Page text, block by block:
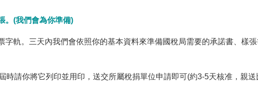
。(我們會為你準備)
字軌。三天內我們會依照你的基本資料來準備國稅局需要的承諾書、樣
時請你將它列印並用印，送交所屬稅捐單位申請即可(約3-5天核准，親送